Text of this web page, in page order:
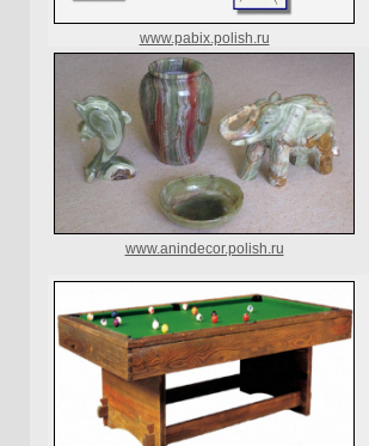
www.pabix.polish.ru
www.anindecor.polish.ru